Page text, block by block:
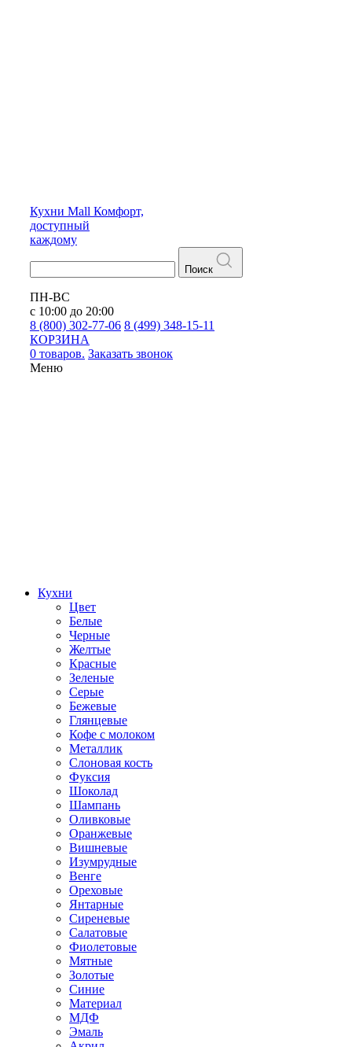
Кухни Mall Комфорт,
доступный
каждому
Поиск
ПН-ВС
с 10:00 до 20:00
8 (800) 302-77-06 8 (499) 348-15-11
КОРЗИНА
0 товаров. Заказать звонок
Меню
Кухни
Цвет
Белые
Черные
Желтые
Красные
Зеленые
Серые
Бежевые
Глянцевые
Кофе с молоком
Металлик
Слоновая кость
Фуксия
Шоколад
Шампань
Оливковые
Оранжевые
Вишневые
Изумрудные
Венге
Ореховые
Янтарные
Сиреневые
Салатовые
Фиолетовые
Мятные
Золотые
Синие
Материал
МДФ
Эмаль